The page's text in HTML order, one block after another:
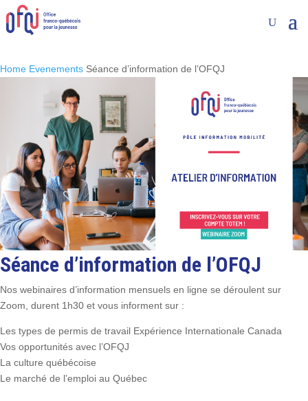
Home Evenements Séance d’information de l’OFQJ
Séance d’information de l’OFQJ
Nos webinaires d’information mensuels en ligne se déroulent sur
Zoom, durent 1h30 et vous informent sur :
Les types de permis de travail Expérience Internationale Canada
Vos opportunités avec l’OFQJ
La culture québécoise
Le marché de l’emploi au Québec